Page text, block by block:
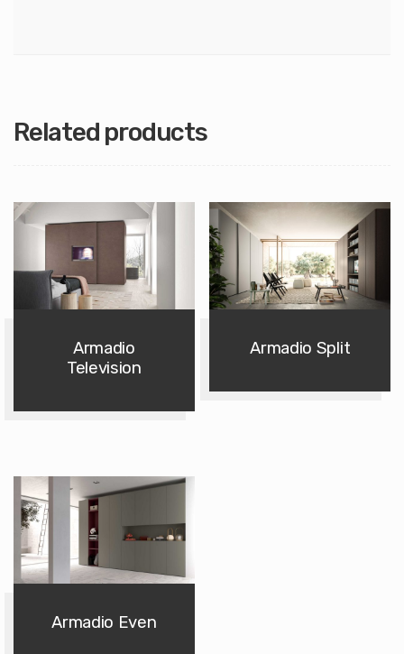
Related products
Armadio
Television
Armadio Split
Armadio Even